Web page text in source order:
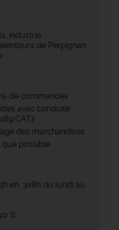
industrie
de Perpignan,
:
de commandes
avec conduite
CAT3
des marchandises
que possible
en 3x8h du lundi au
%